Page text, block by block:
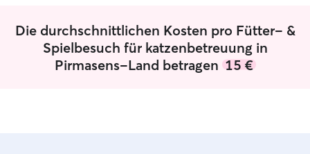
Sicherheit und spielen zu Hause.
Die durchschnittlichen Kosten pro Fütter- &
Spielbesuch für katzenbetreuung in
Pirmasens-Land betragen 15 €